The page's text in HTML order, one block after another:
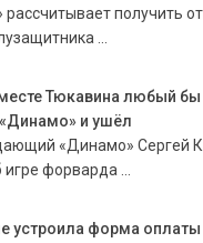
рассчитывает получить
...
Тюкавина любый
и ушёл
«Динамо» Сергей
игре форварда ...
устроила форма